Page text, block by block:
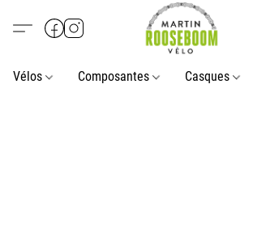
Vélos Composantes Casques